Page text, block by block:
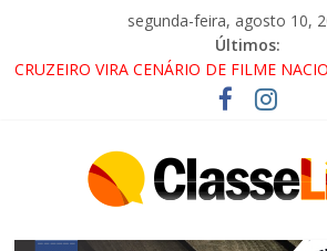
segunda-feira, agosto 10,
Últimos:
CRUZEIRO VIRA CENÁRIO DE FILME
PROMOTOR DO GAECO
ACESSO À APARECIDA NA DUTRA SERÁ
ALTERNATIVAS